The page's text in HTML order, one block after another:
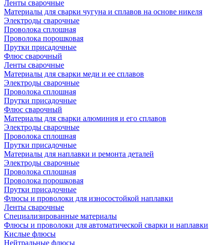
Ленты сварочные
Материалы для сварки чугуна и сплавов на основе никеля
Электроды сварочные
Проволока сплошная
Проволока порошковая
Прутки присадочные
Флюс сварочный
Ленты сварочные
Материалы для сварки меди и ее сплавов
Электроды сварочные
Проволока сплошная
Прутки присадочные
Флюс сварочный
Материалы для сварки алюминия и его сплавов
Электроды сварочные
Проволока сплошная
Прутки присадочные
Материалы для наплавки и ремонта деталей
Электроды сварочные
Проволока сплошная
Проволока порошковая
Прутки присадочные
Флюсы и проволоки для износостойкой наплавки
Ленты сварочные
Специализированные материалы
Флюсы и проволоки для автоматической сварки и наплавки
Кислые флюсы
Нейтральные флюсы